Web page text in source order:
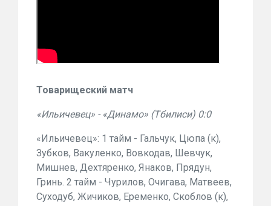
Товарищеский матч
«Ильичевец» - «Динамо» (Тбилиси) 0:0
«Ильичевец»: 1 тайм - Гальчук, Цюпа (к),
Зубков, Вакуленко, Вовкодав, Шевчук,
Мишнев, Дехтяренко, Янаков, Прядун,
Гринь. 2 тайм - Чурилов, Очигава, Матвеев,
Суходуб, Жичиков, Еременко, Скоблов (к),